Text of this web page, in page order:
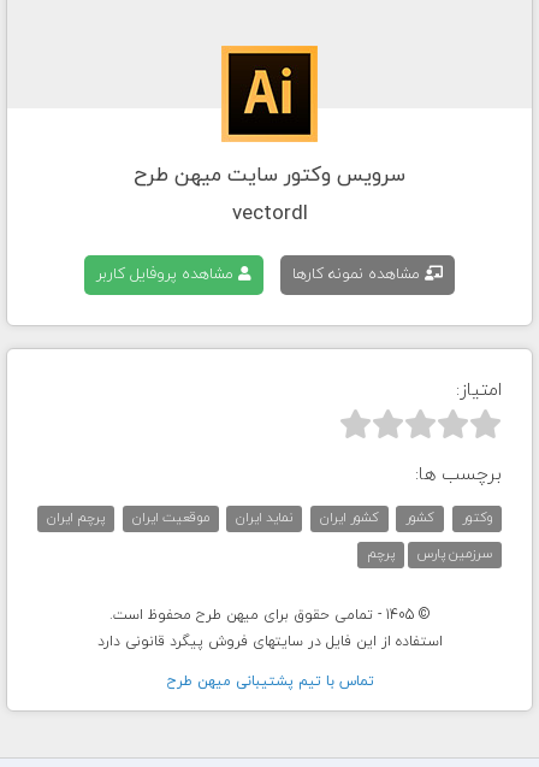
سرویس وکتور سایت میهن طرح
vectordl
مشاهده نمونه کارها مشاهده پروفایل کاربر
امتیاز:



برچسب ها:
وکتور کشور کشور ایران نماید ایران موقعیت ایران
پرچم ایران
سرزمین پارس
پرچم
© 1405 - تمامی حقوق برای میهن طرح محفوظ است.
استفاده از این فایل در سایتهای فروش پیگرد قانونی دارد
تماس با تيم پشتيبانی ميهن طرح